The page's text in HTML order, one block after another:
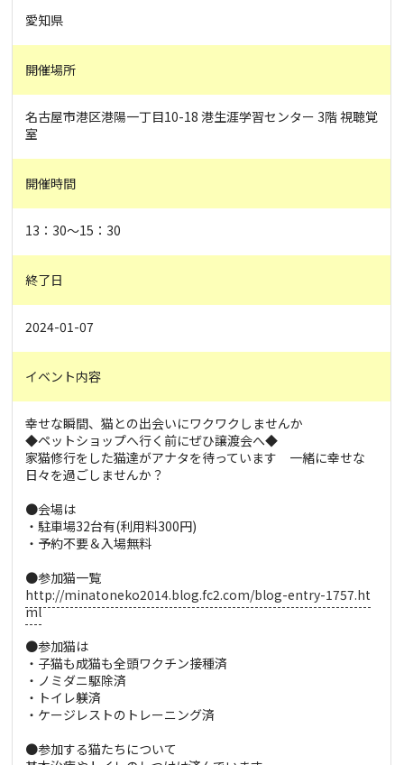
愛知県
開催場所
名古屋市港区港陽一丁目10-18 港生涯学習センター 3階 視聴覚
室
開催時間
13：30～15：30
終了日
2024-01-07
イベント内容
幸せな瞬間、猫との出会いにワクワクしませんか
◆ペットショップへ行く前にぜひ譲渡会へ◆
家猫修行をした猫達がアナタを待っています 一緒に幸せな
日々を過ごしませんか？
●会場は
・駐車場32台有(利用料300円)
・予約不要＆入場無料
●参加猫一覧
http://minatoneko2014.blog.fc2.com/blog-entry-1757.ht
ml
●参加猫は
・子猫も成猫も全頭ワクチン接種済
・ノミダニ駆除済
・トイレ躾済
・ケージレストのトレーニング済
●参加する猫たちについて